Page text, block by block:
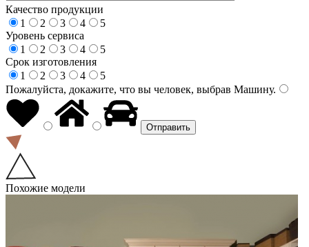
Качество продукции
1
2 3 4
5
Уровень сервиса
1
2 3 4
5
Срок изготовления
1
2 3 4
5
Пожалуйста, докажите, что вы человек, выбрав Машину.
Похожие модели